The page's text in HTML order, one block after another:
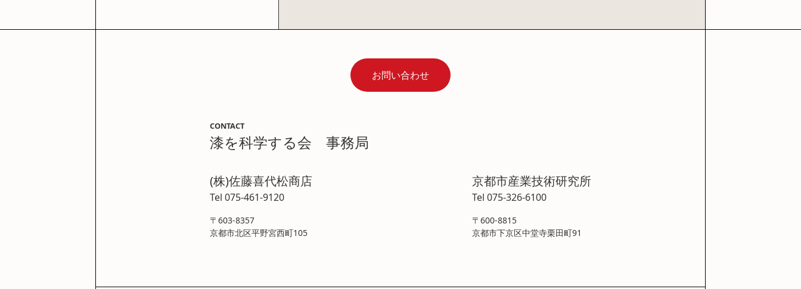
お問い合わせ
CONTACT
漆を科学する会 事務局
(株)佐藤喜代松商店
Tel 075-461-9120
〒603-8357
京都市北区平野宮西町105
京都市産業技術研究所
Tel 075-326-6100
〒600-8815
京都市下京区中堂寺栗田町91